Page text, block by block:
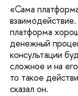
«Сама
платформа
денежный
консультации
сложное и на
то такое
сказал он.